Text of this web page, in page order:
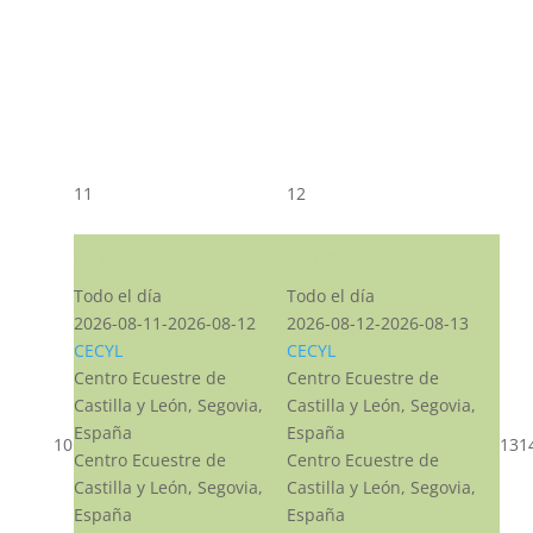
10
11
Todo el día
2026-08-11-2026-08-12
CECYL
Centro Ecuestre de
Castilla y León, Segovia,
España
Centro Ecuestre de
Castilla y León, Segovia,
España
12
Todo el día
2026-08-12-2026-08-13
CECYL
Centro Ecuestre de
Castilla y León, Segovia,
España
Centro Ecuestre de
Castilla y León, Segovia,
España
13